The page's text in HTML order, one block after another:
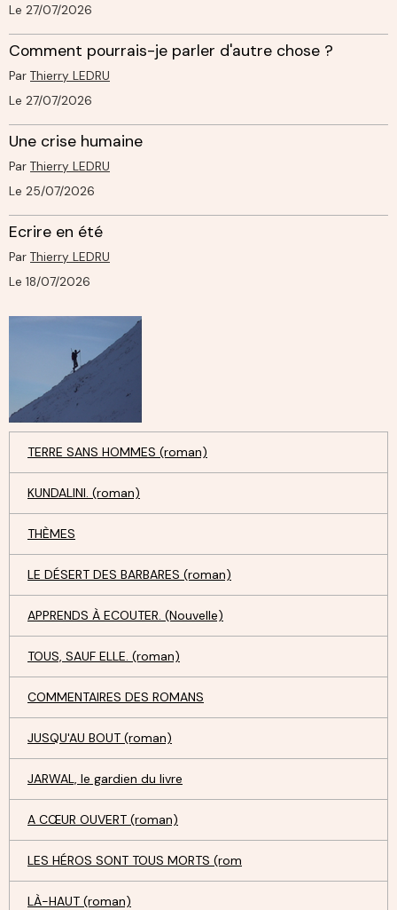
Le 27/07/2026
Comment pourrais-je parler d'autre chose ?
Par Thierry LEDRU
Le 27/07/2026
Une crise humaine
Par Thierry LEDRU
Le 25/07/2026
Ecrire en été
Par Thierry LEDRU
Le 18/07/2026
TERRE SANS HOMMES (roman)
KUNDALINI. (roman)
THÈMES
LE DÉSERT DES BARBARES (roman)
APPRENDS À ECOUTER. (Nouvelle)
TOUS, SAUF ELLE. (roman)
COMMENTAIRES DES ROMANS
JUSQU'AU BOUT (roman)
JARWAL, le gardien du livre
A CŒUR OUVERT (roman)
LES HÉROS SONT TOUS MORTS (rom
LÀ-HAUT (roman)